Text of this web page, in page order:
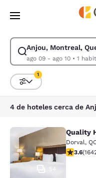
Pasar A Contenido
Anjou, Montreal,
ago 09 - ago 10•
Modificar la búsqueda de
Ordenar y filtrar
1
Quality Hotel
54
Quality
Dorval,
3.6(